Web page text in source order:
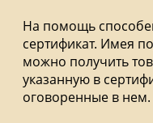
На помощь
сертификат. Имея
можно получить
указанную в
оговоренные в нем.